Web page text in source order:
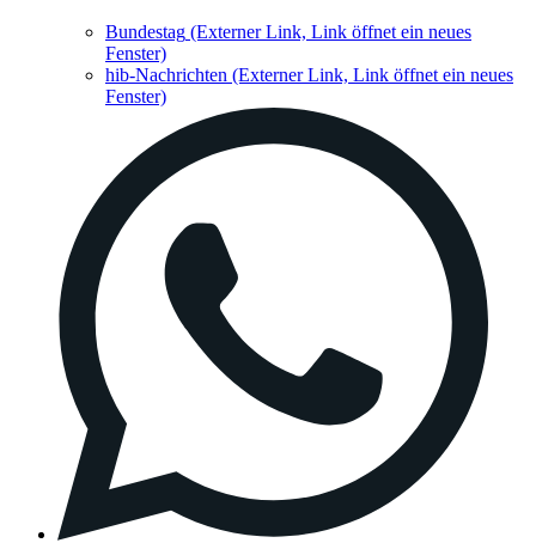
Bundestag (Externer Link, Link öffnet ein neues
Fenster)
hib-Nachrichten (Externer Link, Link öffnet ein neues
Fenster)